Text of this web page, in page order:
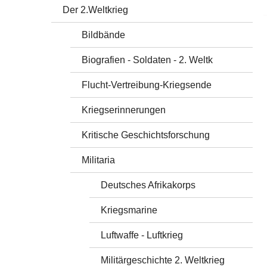
Der 2.Weltkrieg
Bildbände
Biografien - Soldaten - 2. Weltk
Flucht-Vertreibung-Kriegsende
Kriegserinnerungen
Kritische Geschichtsforschung
Militaria
Deutsches Afrikakorps
Kriegsmarine
Luftwaffe - Luftkrieg
Militärgeschichte 2. Weltkrieg